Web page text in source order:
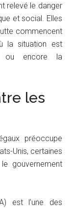
relevé le danger
et social. Elles
commencent
la situation est
ou encore la
les
préoccupe
Unis, certaines
gouvernement
est l’une des